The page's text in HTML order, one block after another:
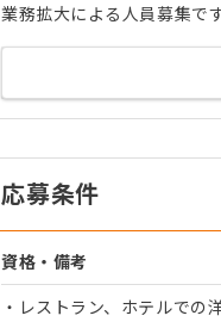
業務拡大による人員募集です
応募条件
資格・備考
・レストラン、ホテルでの